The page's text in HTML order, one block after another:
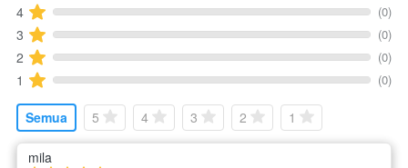
4 (0)
3 (0)
2 (0)
1 (0)
Semua 5 4 3 2 1
mila